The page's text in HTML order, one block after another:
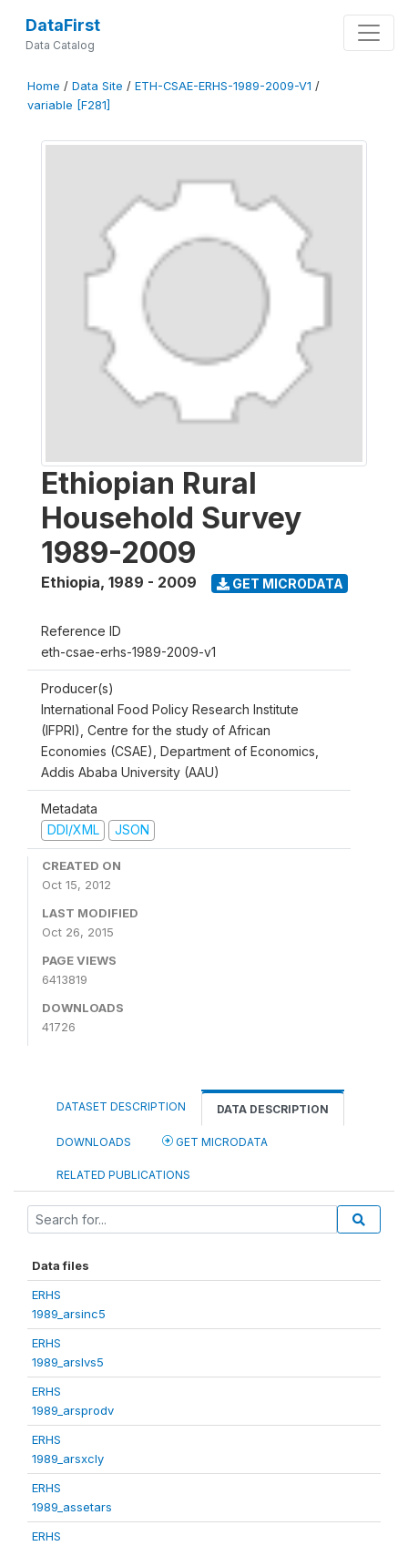
DataFirst
Data Catalog
Home / Data Site / ETH-CSAE-ERHS-1989-2009-V1 /
variable [F281]
Ethiopian Rural
Household Survey
1989-2009
Ethiopia, 1989 - 2009 GET MICRODATA
Reference ID
eth-csae-erhs-1989-2009-v1
Producer(s)
International Food Policy Research Institute
(IFPRI), Centre for the study of African
Economies (CSAE), Department of Economics,
Addis Ababa University (AAU)
Metadata
DDI/XML
JSON
CREATED ON
Oct 15, 2012
LAST MODIFIED
Oct 26, 2015
PAGE VIEWS
6413819
DOWNLOADS
41726
DATASET DESCRIPTION DATA DESCRIPTION
DOWNLOADS GET MICRODATA
RELATED PUBLICATIONS
Data files
ERHS
1989_arsinc5
ERHS
1989_arslvs5
ERHS
1989_arsprodv
ERHS
1989_arsxcly
ERHS
1989_assetars
ERHS